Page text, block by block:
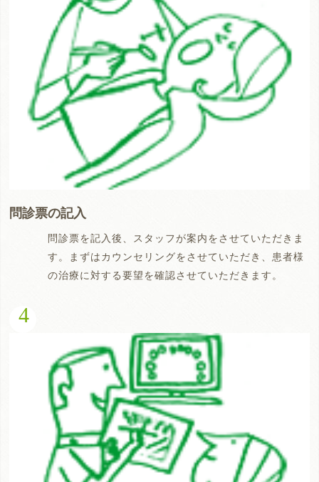
問診票の記入
問診票を記入後、スタッフが案内をさせていただきま
す。まずはカウンセリングをさせていただき、患者様
の治療に対する要望を確認させていただきます。